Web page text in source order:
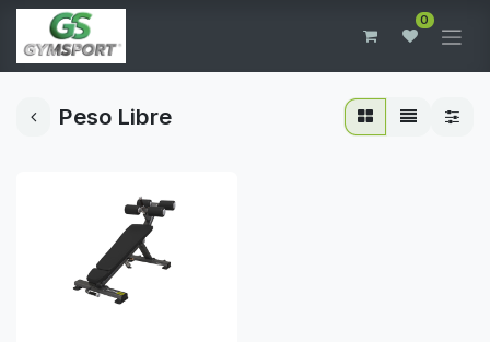
0
Peso Libre